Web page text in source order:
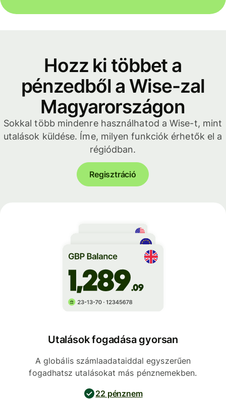
Hozz ki többet a
pénzedből a Wise-zal
Magyarországon
Sokkal több mindenre használhatod a Wise-t, mint
utalások küldése. Íme, milyen funkciók érhetők el a
régiódban.
Regisztráció
Utalások fogadása gyorsan
A globális számlaadataiddal egyszerűen
fogadhatsz utalásokat más pénznemekben.
22 pénznem